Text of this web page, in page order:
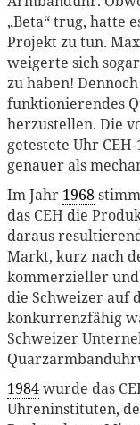
„Beta“ trug, hatte
Projekt zu tun.
weigerte sich
zu haben!
funktionierendes
herzustellen. Die
getestete Uhr
genauer als
Im Jahr 1968
das CEH die
daraus
Markt, kurz nach
kommerzieller
die Schweizer auf
konkurrenzfähig
Schweizer
1984wurde das
Uhreninstituten,